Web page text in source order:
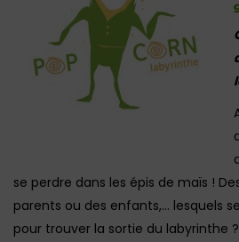
se perdre dans les épis de maïs !
parents ou des enfants,… lesquels
pour trouver la sortie du labyrinthe